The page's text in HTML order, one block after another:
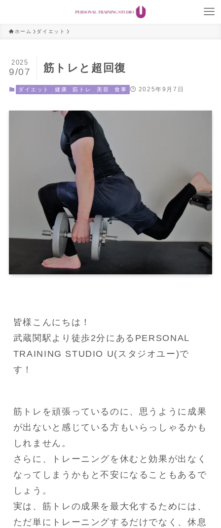
ホーム ダイエット
筋トレと超回復
2025
9/07
ダイエット 健康 筋トレ 美容 食事 2025年9月7日
皆様こんにちは！
武蔵関駅より徒歩2分にあるPERSONAL
TRAINING STUDIO U(スタジオユー)で
す！
筋トレを頑張っているのに、思うように成果
が出ないと感じている方もいらっしゃるかも
しれません。
さらに、トレーニングを休むと効果が出なく
なってしまうかもと不安になることもあるで
しょう。
実は、筋トレの成果を最大化するためには、
ただ単にトレーニングするだけでなく、休息